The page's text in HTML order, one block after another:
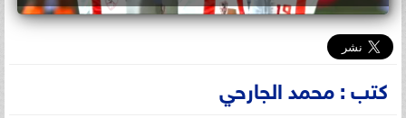
كتب : محمد الجارحي